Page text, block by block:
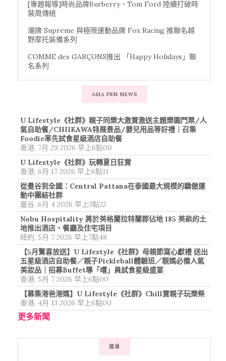
[專題報導]時尚品牌Burberry、Tom Ford 陸續打破時
裝周傳統
潮牌 Supreme 與極限運動品牌 Fox Racing 推聯名越
野摩托裝備系列
COMME des GARÇONS推出 「Happy Holidays」聯
名系列
ASIA PRN NEWS
U Lifestyle《社群》親子同樂大激賞激送主題樂園門票/人
氣自助餐/CHIIKAWA特展景品/嬰兒用品等好禮｜召集
Foodie率先試食星級酒店自助餐
香港, 7月 29 2026 早上6點00
U Lifestyle《社群》玩轉夏日狂賞
香港, 6月 17 2026 早上6點11
從曼谷到全國：Central Pattana在泰國最大規模的驕傲運
動中團結社群
曼谷, 6月 4 2026 早上3點22
Nobu Hospitality 將於英格蘭拉特蘭郡佔地 185 英畝的土
地推出酒店、餐廳及住宅項目
紐約, 5月 7 2026 早上7點48
【5月驚喜放送】U Lifestyle《社群》母親節窩心獻禮 送出
五星級酒店自助餐／親子Pickleball體驗班／靚媽必備人氣
美妝品｜招募Buffet導「嚐」員試食星級盛宴
香港, 5月 7 2026 早上6點00
【募集港爸港媽】U Lifestyle《社群》Chill賞親子玩樂祭
香港, 4月 13 2026 早上6點00
更多新聞
搜尋